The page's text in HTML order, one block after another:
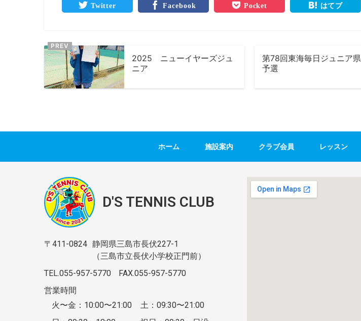
Twitter Facebook Pocket はてブ
2025 ニューイヤーズジュ
ニア
第78回東海毎日ジュニア県
予選
ホーム 施設案内 クラブ会員 レッスン
D'S TENNIS CLUB
〒411-0824 静岡県三島市長伏227-1
（三島市立長伏小学校正門前）
TEL.055-957-5770
FAX.055-957-5770
営業時間
火〜金：10:00〜21:00
土：09:30〜21:00